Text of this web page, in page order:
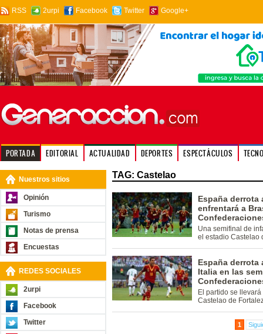
RSS 2urpi Facebook Twitter Google+
PORTADA EDITORIAL ACTUALIDAD DEPORTES ESPECTÁCULOS
Nuestros sitios
Opinión
Turismo
Notas de prensa
Encuestas
REDES SOCIALES
2urpi
Facebook
Twitter
TAG: Castelao
España derrota
enfrentará a
Una semifinal de
el estadio Castelao
España derrota
Italia en las
El partido se
Castelao de
1